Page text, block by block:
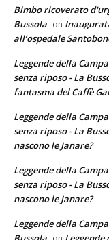
Bimbo ricoverato
Bussola on
all’ospedale
Leggende della
senza riposo - La
fantasma del Caffè
Leggende della
senza riposo - La
nascono le Janare?
Leggende della
senza riposo - La
nascono le Janare?
Leggende della